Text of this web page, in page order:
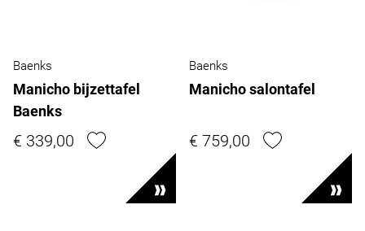
Baenks
Manicho bijzettafel
Baenks
€ 339,00
Baenks
Manicho salontafel
€ 759,00